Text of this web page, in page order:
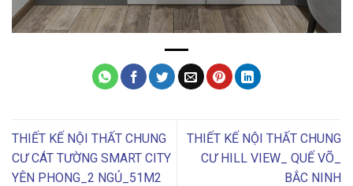
THIẾT KẾ NỘI THẤT CHUNG
CƯ CÁT TƯỜNG SMART CITY
YÊN PHONG_2 NGỦ_51M2
THIẾT KẾ NỘI THẤT CHUNG
CƯ HILL VIEW_ QUẾ VÕ_
BẮC NINH